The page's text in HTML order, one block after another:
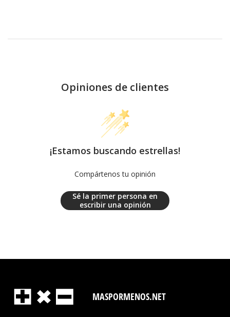
Opiniones de clientes
¡Estamos buscando estrellas!
Compártenos tu opinión
Sé la primer persona en
escribir una opinión
MASPORMENOS.NET